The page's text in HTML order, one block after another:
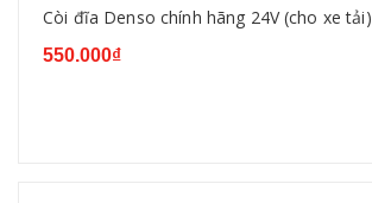
Còi đĩa Denso chính hãng 24V (cho xe tải)
550.000₫